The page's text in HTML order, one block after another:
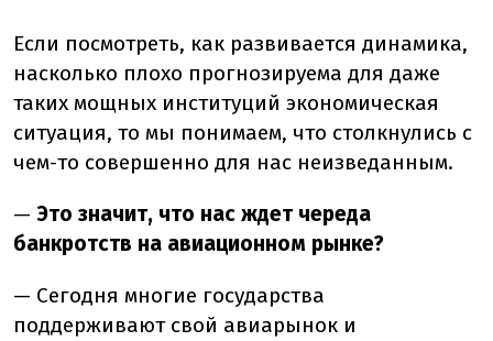
Если посмотреть, как развивается динамика,
насколько плохо прогнозируема для даже
таких мощных институций экономическая
ситуация, то мы понимаем, что столкнулись с
чем-то совершенно для нас неизведанным.
— Это значит, что нас ждет череда
банкротств на авиационном рынке?
— Сегодня многие государства
поддерживают свой авиарынок и